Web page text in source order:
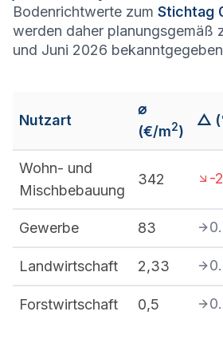
Bodenrichtwerte zum Stichtag
werden daher planungsgemäß
und Juni 2026
Nutzart
⌀
(€/m2)
△
Wohn- und
Mischbebauung
342 -
Gewerbe 83
Landwirtschaft 2,33
Forstwirtschaft 0,5